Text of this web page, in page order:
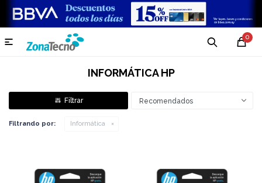
0

INFORMÁTICA HP
Recomendados
Filtrando por: Informática